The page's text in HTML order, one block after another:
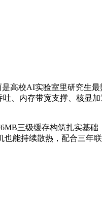
高校AI实验室里研究生
、内存带宽支撑、核显
三级缓存构筑扎实基
能持续散热，配合三年